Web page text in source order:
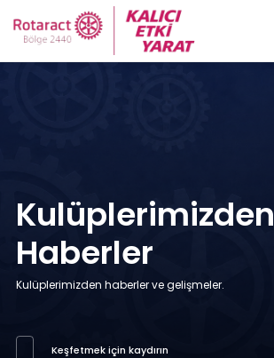
Kulüplerimizden
Haberler
Kulüplerimizden haberler ve gelişmeler.
Keşfetmek için kaydırın